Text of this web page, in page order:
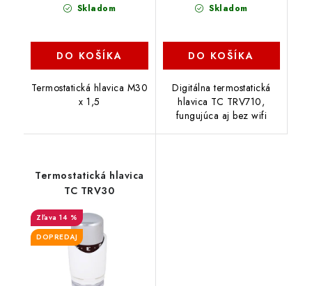
Skladom
DO KOŠÍKA
Termostatická hlavica M30
x 1,5
Skladom
DO KOŠÍKA
Digitálna termostatická
hlavica TC TRV710,
fungujúca aj bez wifi
Termostatická hlavica
TC TRV30
14 %
DOPREDAJ